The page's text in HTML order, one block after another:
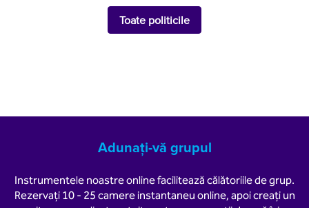
Toate politicile
Adunați-vă grupul
Instrumentele noastre online facilitează călătoriile de grup.
Rezervați 10 - 25 camere instantaneu online, apoi creați un